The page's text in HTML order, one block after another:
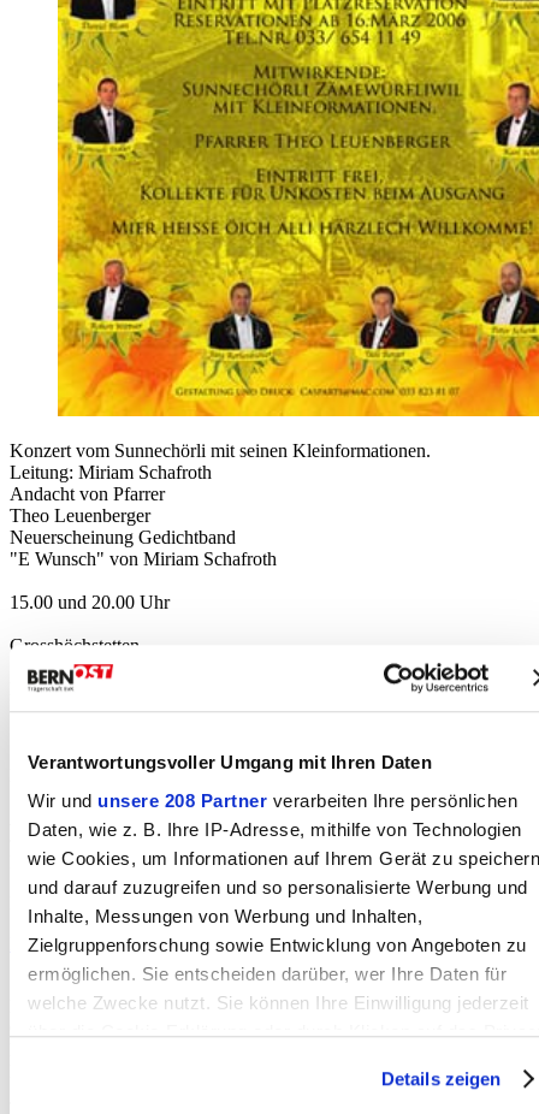
Verantwortungsvoller Umgang mit Ihren Daten
Wir und unsere 208 Partner verarbeiten Ihre persönlichen
Daten, wie z. B. Ihre IP-Adresse, mithilfe von Technologien
wie Cookies, um Informationen auf Ihrem Gerät zu speichern
und darauf zuzugreifen und so personalisierte Werbung und
Inhalte, Messungen von Werbung und Inhalten,
Zielgruppenforschung sowie Entwicklung von Angeboten zu
ermöglichen. Sie entscheiden darüber, wer Ihre Daten für
welche Zwecke nutzt. Sie können Ihre Einwilligung jederzeit
über die Cookie-Erklärung oder durch Klicken auf das
Details zeigen
Konzert vom Sunnechörli mit seinen Kleinformationen.
Leitung: Miriam Schafroth
Andacht von Pfarrer
Theo Leuenberger
Neuerscheinung Gedichtband
"E Wunsch" von Miriam Schafroth
15.00 und 20.00 Uhr
Grosshöchstetten
Kirche
Frei , Kollekte am Ausgang
Ab 16.03.2006 Tel.-Nr. 033/ 654 11 49
Kontakt
Miriam u. Peter Schafroth Sunnechörli Zämewürfliwil
Nachricht senden
Statistik
Erstellt: 03.03.2006